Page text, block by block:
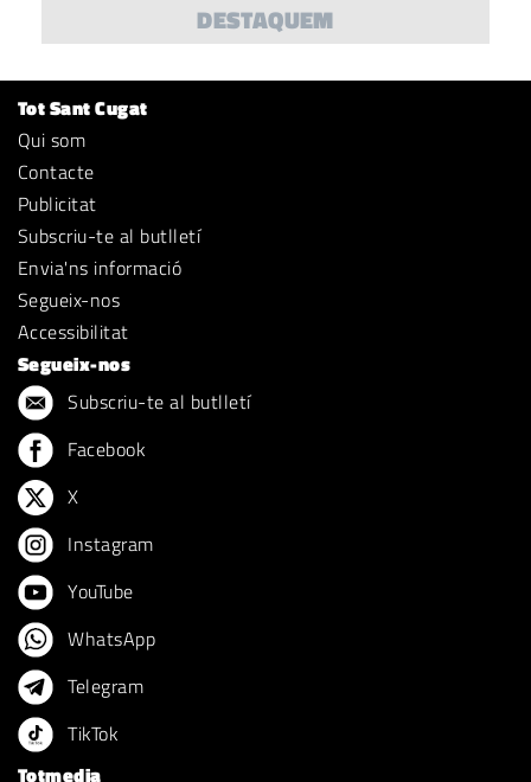
DESTAQUEM
Tot Sant Cugat
Qui som
Contacte
Publicitat
Subscriu-te al butlletí
Envia'ns informació
Segueix-nos
Accessibilitat
Segueix-nos
Subscriu-te al butlletí
Facebook
X
Instagram
YouTube
WhatsApp
Telegram
TikTok
Totmedia